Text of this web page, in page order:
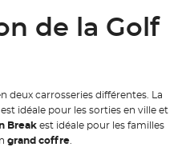
de la Golf
deux carrosseries différentes. La
idéale pour les sorties en ville et
Break est idéale pour les familles
grand coffre